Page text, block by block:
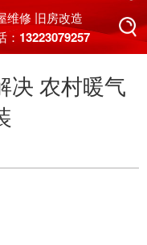
搜索
维修 旧房改造
：13223079257
搜索
决 农村暖气